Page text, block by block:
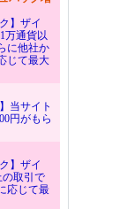
】ザイ
万通貨以
に他社か
じて最大
当サイト
円がもら
】ザイ
の取引で
応じて最